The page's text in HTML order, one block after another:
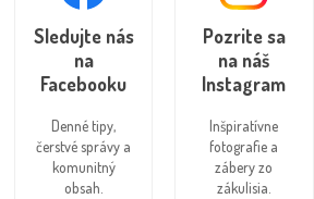
Sledujte nás
na
Facebooku
Denné tipy,
čerstvé správy a
komunitný
obsah.
Pozrite sa
na náš
Instagram
Inšpiratívne
fotografie a
zábery zo
zákulisia.